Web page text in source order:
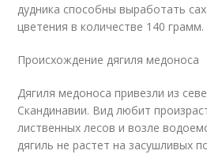
дудника способны выработать
цветения в количестве 140 грамм.
Происхождение дягиля медоноса
Дягиля медоноса привезли из
Скандинавии. Вид любит
лиственных лесов и возле
дягиль не растет на засушливых